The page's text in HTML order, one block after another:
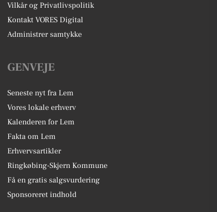
Vilkår og Privatlivspolitik
Kontakt VORES Digital
Administrer samtykke
GENVEJE
Seneste nyt fra Lem
Vores lokale erhverv
Kalenderen for Lem
Fakta om Lem
Erhvervsartikler
Ringkøbing-Skjern Kommune
Få en gratis salgsvurdering
Sponsoreret indhold